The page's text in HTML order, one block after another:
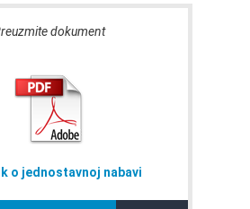
dokument
o jednostavnoj nabavi